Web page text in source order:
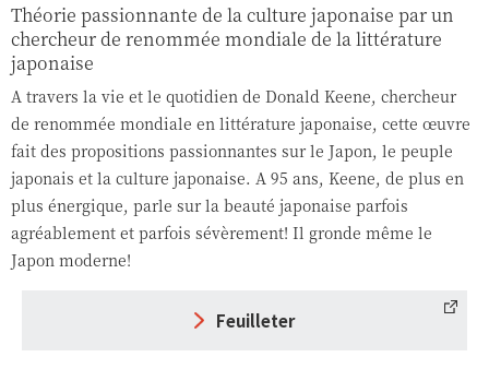
Théorie passionnante de la culture japonaise par un
chercheur de renommée mondiale de la littérature
japonaise
A travers la vie et le quotidien de Donald Keene, chercheur
de renommée mondiale en littérature japonaise, cette œuvre
fait des propositions passionnantes sur le Japon, le peuple
japonais et la culture japonaise. A 95 ans, Keene, de plus en
plus énergique, parle sur la beauté japonaise parfois
agréablement et parfois sévèrement! Il gronde même le
Japon moderne!
Feuilleter